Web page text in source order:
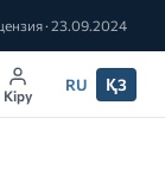
· 23.09.2024
Кіру
RU ҚЗ